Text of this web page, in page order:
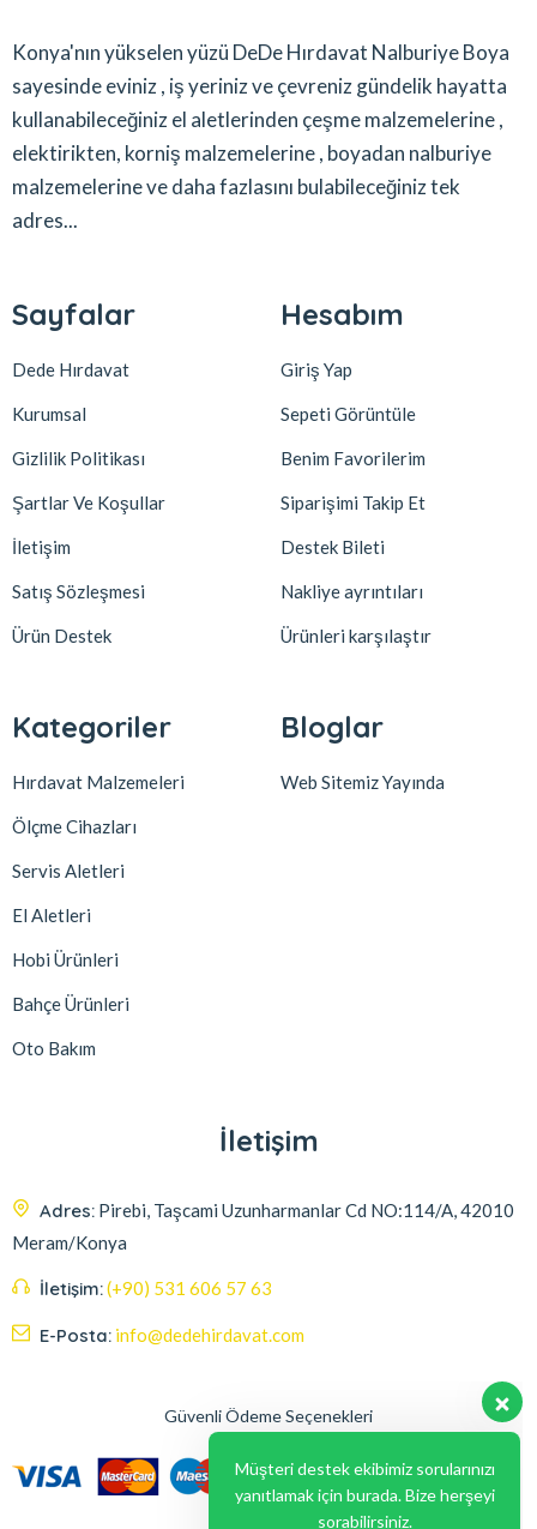
Konya'nın yükselen yüzü DeDe Hırdavat Nalburiye Boya
sayesinde eviniz , iş yeriniz ve çevreniz gündelik hayatta
kullanabileceğiniz el aletlerinden çeşme malzemelerine ,
elektirikten, korniş malzemelerine , boyadan nalburiye
malzemelerine ve daha fazlasını bulabileceğiniz tek
adres...
Sayfalar
Dede Hırdavat
Kurumsal
Gizlilik Politikası
Şartlar Ve Koşullar
İletişim
Satış Sözleşmesi
Ürün Destek
Hesabım
Giriş Yap
Sepeti Görüntüle
Benim Favorilerim
Siparişimi Takip Et
Destek Bileti
Nakliye ayrıntıları
Ürünleri karşılaştır
Kategoriler
Hırdavat Malzemeleri
Ölçme Cihazları
Servis Aletleri
El Aletleri
Hobi Ürünleri
Bahçe Ürünleri
Oto Bakım
Bloglar
Web Sitemiz Yayında
İletişim
Adres: Pirebi, Taşcami Uzunharmanlar Cd NO:114/A, 42010
Meram/Konya
İletişim:(+90) 531 606 57 63
E-Posta: info@dedehirdavat.com
Güvenli Ödeme Seçenekleri
Müşteri destek ekibimiz sorularınızı
yanıtlamak için burada. Bize herşeyi
sorabilirsiniz.